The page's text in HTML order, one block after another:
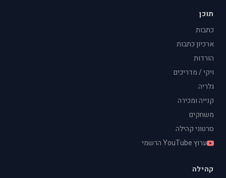
תוכן
כתבות
ארכיון כתבות
הורדות
ויקי / מדריכים
גלריה
קנייה ומכירה
משחקים
סרטוני קהילה
ערוץ YouTube הרשמי
קהילה